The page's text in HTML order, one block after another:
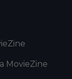
MovieZine